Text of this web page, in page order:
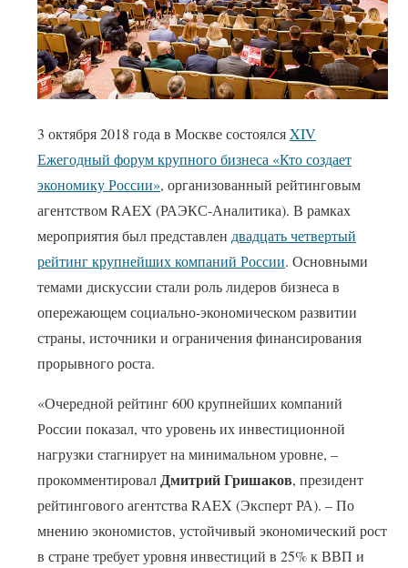
3 октября 2018 года в Москве состоялсяXIV
Ежегодный форум крупного бизнеса «Кто создает
экономику России», организованный рейтинговым
агентством RAEX (РАЭКС-Аналитика). В рамках
мероприятия был представлен двадцать четвертый
рейтинг крупнейших компаний России. Основными
темами дискуссии стали роль лидеров бизнеса в
опережающем социально-экономическом развитии
страны, источники и ограничения финансирования
прорывного роста.
«Очередной рейтинг 600 крупнейших компаний
России показал, что уровень их инвестиционной
нагрузки стагнирует на минимальном уровне, –
прокомментировалДмитрий Гришаков, президент
рейтингового агентства RAEX (Эксперт РА). – По
мнению экономистов, устойчивый экономический рост
в стране требует уровня инвестиций в 25% к ВВП и